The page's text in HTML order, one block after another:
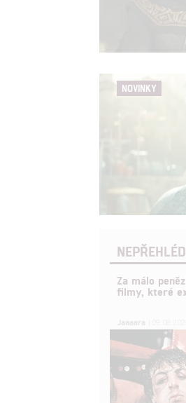
NOVINKY
Za málo
filmy, které